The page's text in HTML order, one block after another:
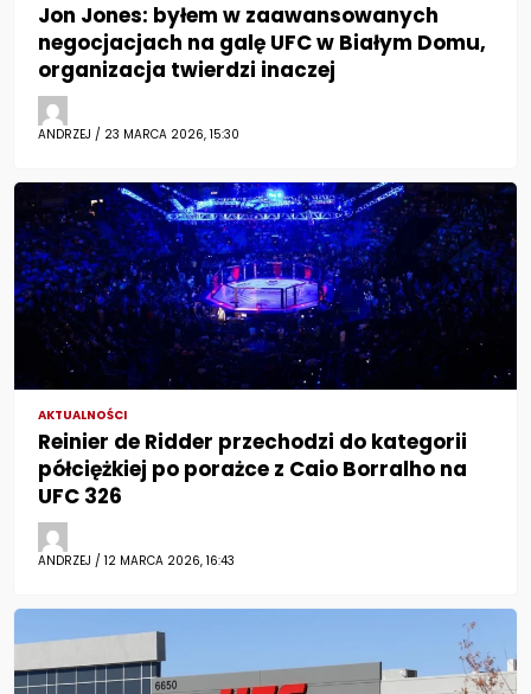
Jon Jones: byłem w zaawansowanych
negocjacjach na galę UFC w Białym Domu,
organizacja twierdzi inaczej
ANDRZEJ / 23 MARCA 2026, 15:30
AKTUALNOŚCI
Reinier de Ridder przechodzi do kategorii
półciężkiej po porażce z Caio Borralho na
UFC 326
ANDRZEJ / 12 MARCA 2026, 16:43